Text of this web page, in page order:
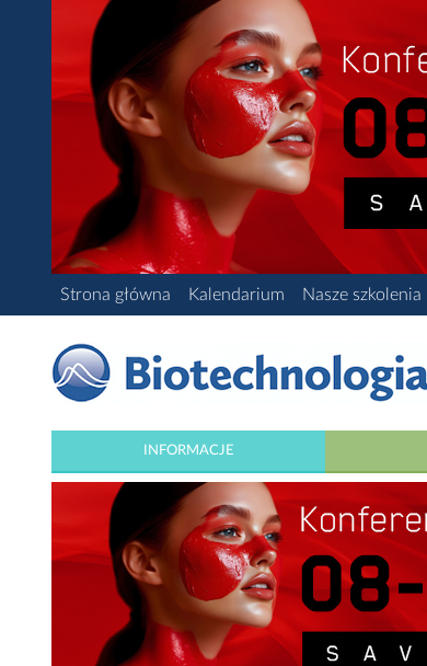
Strona główna Kalendarium Nasze szkolenia
INFORMACJE